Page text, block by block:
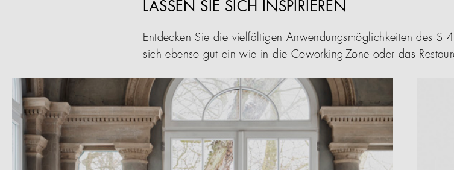
LASSEN SIE SICH INSPIRIEREN
Entdecken Sie die vielfältigen Anwendungsmöglichkeiten des
sich ebenso gut ein wie in die Coworking-Zone oder das